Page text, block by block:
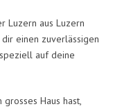
Luzern aus Luzern
einen zuverlässigen
auf deine
Haus hast,